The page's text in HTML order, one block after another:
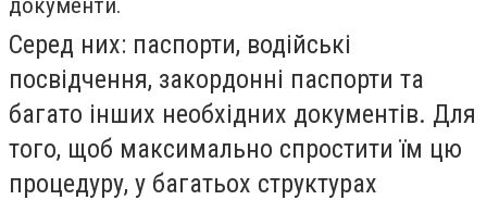
документи.
Серед них: паспорти, водійські
посвідчення, закордонні паспорти та
багато інших необхідних документів. Для
того, щоб максимально спростити їм цю
процедуру, у багатьох структурах